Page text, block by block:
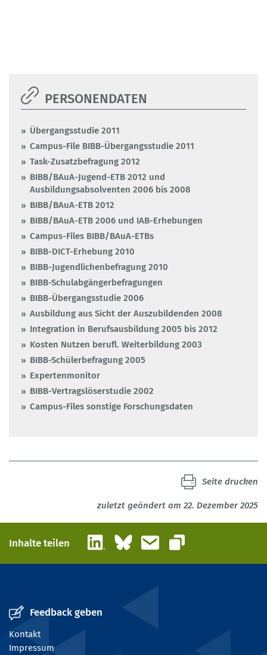
PERSONENDATEN
Übergangsstudie 2011
Campus-File BIBB-Übergangsstudie 2011
Task-Zusatzbefragung 2012
BIBB/BAuA-Jugend-ETB 2012 und
Ausbildungsabsolventen 2006 bis 2008
BIBB/BAuA-ETB 2012
BIBB/BAuA-ETB 2006 und IAB-Erhebungen
Campus-Files BIBB/BAuA-ETBs
BIBB-DICT-Erhebung 2010
BIBB-Jugendlichenbefragung 2010
BIBB-Schulabgängerbefragungen
BIBB-Übergangsstudie 2006
Ausbildung aus Sicht der Auszubildenden 2008
Integration in Berufsausbildung 2005 bis 2012
Kosten Nutzen berufl. Weiterbildung 2003
BIBB-Schülerbefragung 2005
Expertenmonitor
BIBB-Vertragslöserstudie 2002
Campus-Files sonstige Forschungsdaten
zuletzt geändert am 22. Dezember 2025
Seite drucken
Inhalte teilen LinkedInBlueskyE-Mail
Link kopieren
Feedback geben
Kontakt
Impressum